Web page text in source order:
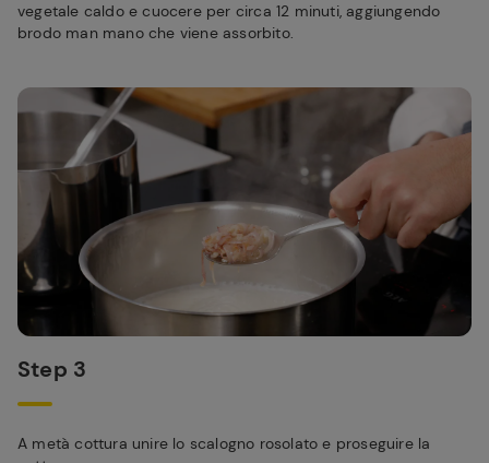
vegetale caldo e cuocere per circa 12 minuti, aggiungendo
brodo man mano che viene assorbito.
Step 3
A metà cottura unire lo scalogno rosolato e proseguire la